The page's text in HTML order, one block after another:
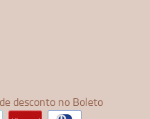
desconto no Boleto